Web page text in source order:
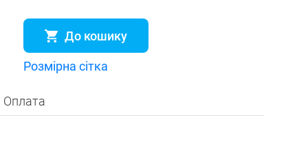
До кошику
Розмірна сітка
Оплата